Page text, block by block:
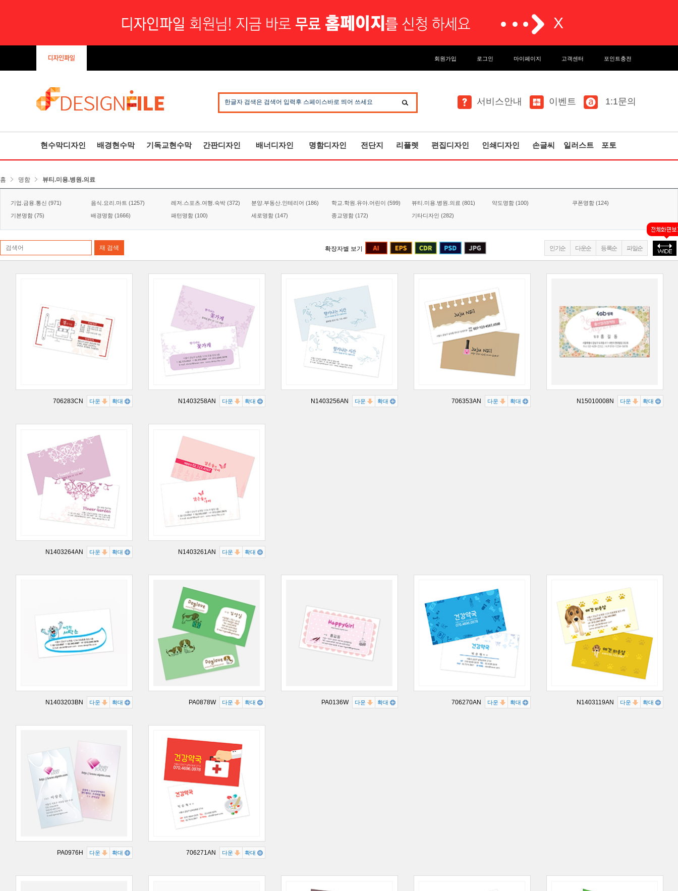
회원가입 로그인 마이페이지 고객센터 포인트충전
한글자 검색은 검색어 입력후 스페이스바로 띄어 쓰세요 서비스안내 이벤트 1:1문의
현수막디자인 배경현수막 기독교현수막 간판디자인 배너디자인 명함디자인 전단지 리플렛 편집디자인 인쇄디자인 손글씨 일러스트 포토
홈 명함 뷰티.미용.병원.의료
기업.금융.통신 (971) 음식.요리.마트 (1257) 레저.스포츠.여행.숙박 (372) 분양.부동산.인테리어 (186) 학교.학원.유아.어린이 (599) 뷰티.미용.병원.의료 (801) 약도명함 (100) 쿠폰명함 (124)
기본명함 (75) 배경명함 (1666) 패턴명함 (100) 세로명함 (147) 종교명함 (172) 기타디자인 (282)
확장자별 보기 파일순
등록순
다운순
인기순
706283CN 다운 확대 N1403258AN 다운 확대 N1403256AN 다운 확대 706353AN 다운 확대 N15010008N 다운 확대
N1403264AN 다운 확대 N1403261AN 다운 확대
N1403203BN 다운 확대 PA0878W 다운 확대 PA0136W 다운 확대 706270AN 다운 확대 N1403119AN 다운 확대
PA0976H 다운 확대 706271AN 다운 확대